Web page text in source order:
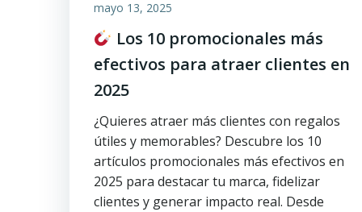
mayo 13, 2025
Los 10 promocionales más
efectivos para atraer clientes en
2025
¿Quieres atraer más clientes con regalos
útiles y memorables? Descubre los 10
artículos promocionales más efectivos en
2025 para destacar tu marca, fidelizar
clientes y generar impacto real. Desde